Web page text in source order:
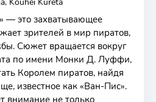
— это захватывающее
зрителей в мир пиратов,
Сюжет вращается вокруг
по имени Монки Д. Луффи,
Королем пиратов, найдя
известное как «Ван-Пис».
внимание не только